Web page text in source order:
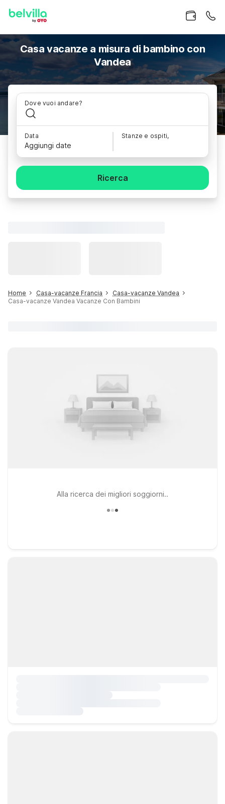
Casa vacanze a misura di bambino con
Vandea
Dove vuoi andare?
Data
Aggiungi date
Stanze e ospiti,
Ricerca
Home Casa-vacanze Francia
Casa-vacanze Vandea
Casa-vacanze Vandea Vacanze Con Bambini
Alla ricerca dei migliori soggiorni..